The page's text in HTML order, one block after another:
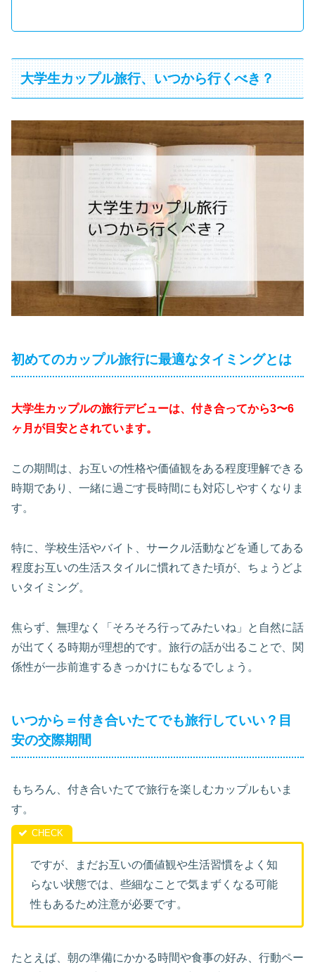
大学生カップル旅行、いつから行くべき？
初めてのカップル旅行に最適なタイミングとは
大学生カップルの旅行デビューは、付き合ってから3〜6
ヶ月が目安とされています。
この期間は、お互いの性格や価値観をある程度理解できる
時期であり、一緒に過ごす長時間にも対応しやすくなりま
す。
特に、学校生活やバイト、サークル活動などを通してある
程度お互いの生活スタイルに慣れてきた頃が、ちょうどよ
いタイミング。
焦らず、無理なく「そろそろ行ってみたいね」と自然に話
が出てくる時期が理想的です。旅行の話が出ることで、関
係性が一歩前進するきっかけにもなるでしょう。
いつから＝付き合いたてでも旅行していい？目
安の交際期間
もちろん、付き合いたてで旅行を楽しむカップルもいま
す。
ですが、まだお互いの価値観や生活習慣をよく知
らない状態では、些細なことで気まずくなる可能
性もあるため注意が必要です。
たとえば、朝の準備にかかる時間や食事の好み、行動ペー